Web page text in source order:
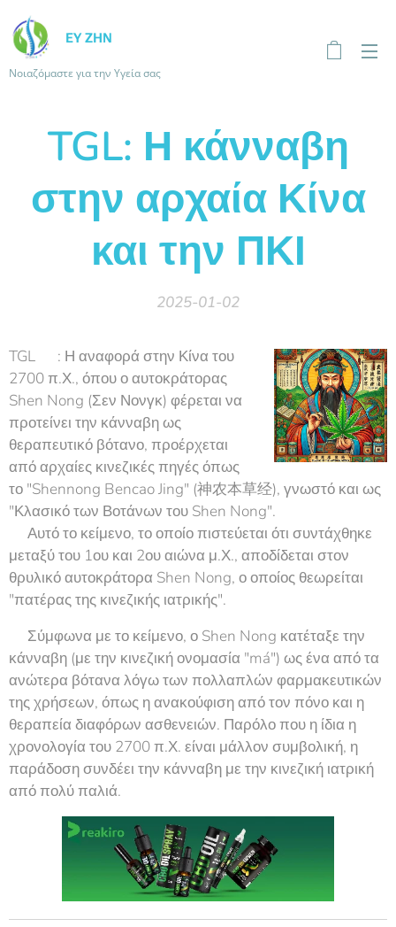
ΕΥ ΖΗΝ
Νοιαζόμαστε για την Υγεία σας
TGL: Η κάνναβη
στην αρχαία Κίνα
και την ΠΚΙ
2025-01-02
TGL🌿 : Η αναφορά στην Κίνα του
2700 π.Χ., όπου ο αυτοκράτορας
Shen Nong (Σεν Νονγκ) φέρεται να
προτείνει την κάνναβη ως
θεραπευτικό βότανο, προέρχεται
από αρχαίες κινεζικές πηγές όπως
το "Shennong Bencao Jing" (神农本草经), γνωστό και ως
"Κλασικό των Βοτάνων του Shen Nong".
📜Αυτό το κείμενο, το οποίο πιστεύεται ότι συντάχθηκε
μεταξύ του 1ου και 2ου αιώνα μ.Χ., αποδίδεται στον
θρυλικό αυτοκράτορα Shen Nong, ο οποίος θεωρείται
"πατέρας της κινεζικής ιατρικής".
🐲Σύμφωνα με το κείμενο, ο Shen Nong κατέταξε την
κάνναβη (με την κινεζική ονομασία "má") ως ένα από τα
ανώτερα βότανα λόγω των πολλαπλών φαρμακευτικών
της χρήσεων, όπως η ανακούφιση από τον πόνο και η
θεραπεία διαφόρων ασθενειών. Παρόλο που η ίδια η
χρονολογία του 2700 π.Χ. είναι μάλλον συμβολική, η
παράδοση συνδέει την κάνναβη με την κινεζική ιατρική
από πολύ παλιά.